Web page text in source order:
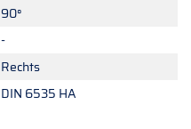
90°
-
Rechts
DIN 6535 HA